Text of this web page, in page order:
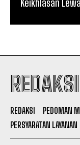
REDAKSI PEDOMAN
PERSYARATAN LAYANAN